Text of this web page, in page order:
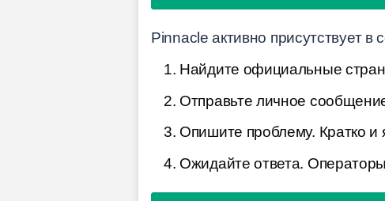
Pinnacle активно присутствует в
Найдите официальные
Отправьте личное
Опишите проблему. Кратко и
Ожидайте ответа.